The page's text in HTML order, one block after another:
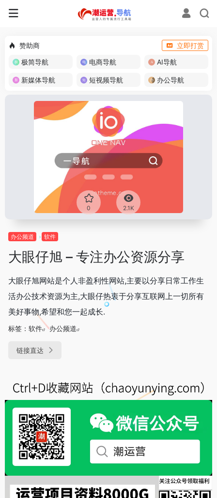
赞助商
立即打赏
极简导航
电商导航 AI导航
新媒体导航 短视频导航 办公导航
0 2.1K
办公频道 软件
大眼仔旭 – 专注办公资源分享
大眼仔旭网站是个人非盈利性网站,主要以分享日常工作生
活办公技术资源为主,大眼仔热衷于分享互联网上一切所有
美好事物,希望和您一起成长.
标签： 软件 办公频道
链接直达